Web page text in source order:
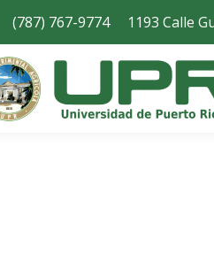
(787) 767-9774 1193 Calle